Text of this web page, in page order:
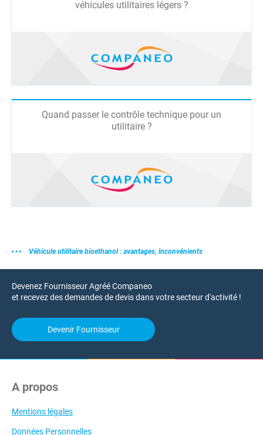
véhicules utilitaires légers ?
Quand passer le contrôle technique pour un
utilitaire ?
Véhicule utilitaire bioethanol : avantages, inconvénients
Devenez Fournisseur Agréé Companeo
et recevez des demandes de devis dans votre secteur d'activité !
Devenir Fournisseur
A propos
Mentions légales
Données Personnelles